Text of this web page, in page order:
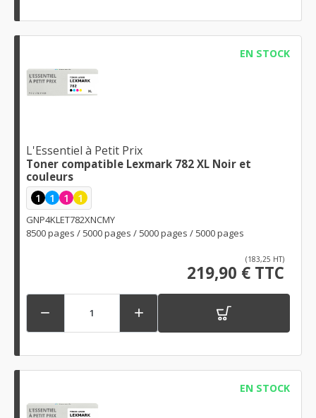
EN STOCK
L'Essentiel à Petit Prix
Toner compatible Lexmark 782 XL Noir et
couleurs
1 1 1 1
GNP4KLET782XNCMY
8500 pages / 5000 pages / 5000 pages / 5000 pages
(183,25 HT)
219,90 € TTC
 
EN STOCK